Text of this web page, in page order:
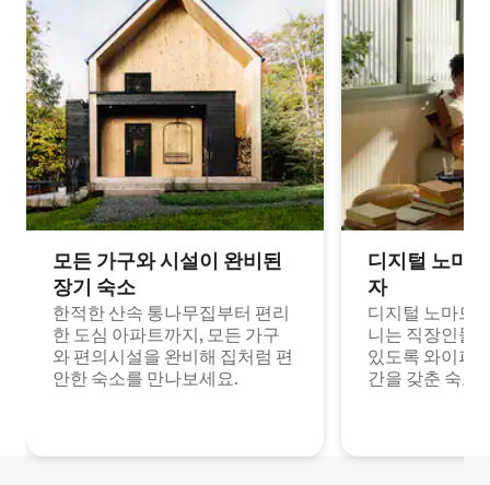
모든 가구와 시설이 완비된
장기 숙소
한적한 산속 통나무집부터 편리
한 도심 아파트까지, 모든 가구
와 편의시설을 완비해 집처럼 편
안한 숙소를 만나보세요.
디지털 노마
자
디지털 노마드
니는 직장인들
있도록 와이파
간을 갖춘 숙소